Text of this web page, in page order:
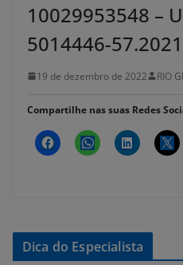
10029953548 –
5014446-
19 de dezembro de 2022 RIO
Compartilhe nas suas Redes
Dica do Especialista